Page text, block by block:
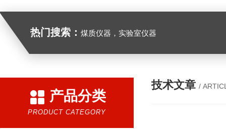
热门搜索： 煤质仪器，实验室仪器
产品分类
PRODUCT CATEGORY
技术文章 /